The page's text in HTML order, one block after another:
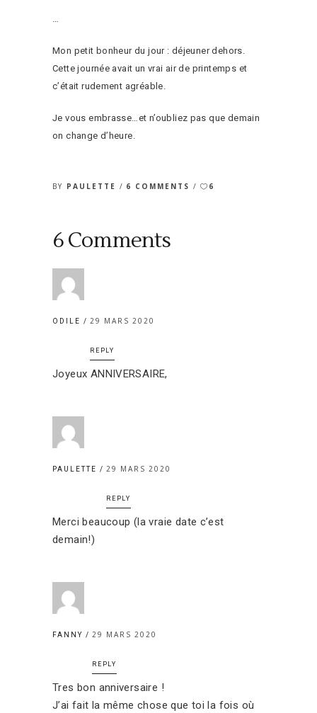
…
Mon petit bonheur du jour : déjeuner dehors.
Cette journée avait un vrai air de printemps et
c’était rudement agréable.
Je vous embrasse…et n’oubliez pas que demain
on change d’heure.
BY PAULETTE 6 COMMENTS 6
6 Comments
ODILE 29 MARS 2020
REPLY
Joyeux ANNIVERSAIRE,
PAULETTE 29 MARS 2020
REPLY
Merci beaucoup (la vraie date c’est
demain!)
FANNY 29 MARS 2020
REPLY
Tres bon anniversaire !
J’ai fait la même chose que toi la fois où